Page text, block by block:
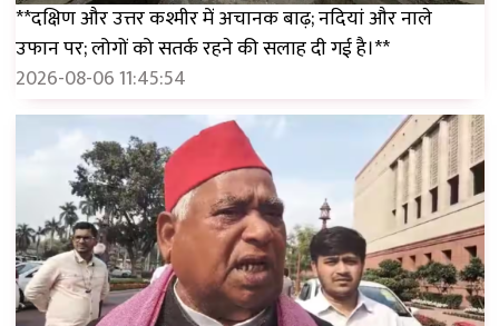
**दक्षिण और उत्तर कश्मीर में अचानक बाढ़; नदियां और नाले
उफान पर; लोगों को सतर्क रहने की सलाह दी गई है।**
2026-08-06 11:45:54